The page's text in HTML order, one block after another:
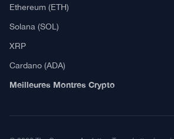
Ethereum (ETH)
Solana (SOL)
XRP
Cardano (ADA)
Meilleures Montres Crypto